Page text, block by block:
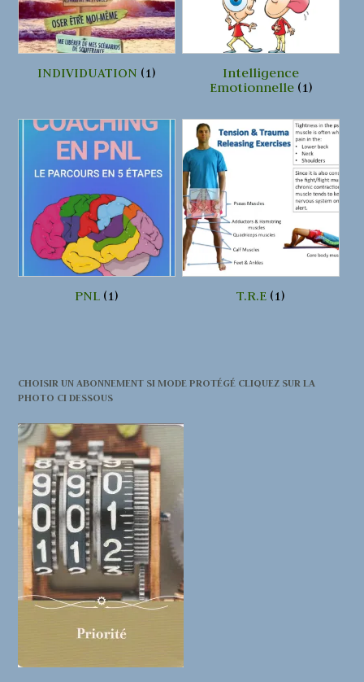
INDIVIDUATION (1)
Intelligence
Emotionnelle (1)
PNL (1) T.R.E (1)
CHOISIR UN ABONNEMENT SI MODE PROTÉGÉ CLIQUEZ SUR LA
PHOTO CI DESSOUS